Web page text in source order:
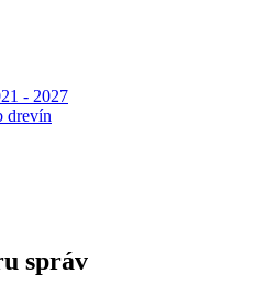
- 2027
drevín
správ